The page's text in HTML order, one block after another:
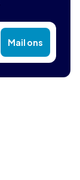
Mail ons